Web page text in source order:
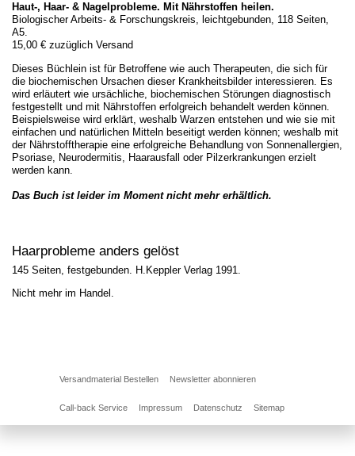
Haut-, Haar- & Nagelprobleme. Mit Nährstoffen heilen.
Biologischer Arbeits- & Forschungskreis, leichtgebunden, 118 Seiten,
A5.
15,00 € zuzüglich Versand
Dieses Büchlein ist für Betroffene wie auch Therapeuten, die sich für
die biochemischen Ursachen dieser Krankheitsbilder interessieren. Es
wird erläutert wie ursächliche, biochemischen Störungen diagnostisch
festgestellt und mit Nährstoffen erfolgreich behandelt werden können.
Beispielsweise wird erklärt, weshalb Warzen entstehen und wie sie mit
einfachen und natürlichen Mitteln beseitigt werden können; weshalb mit
der Nährstofftherapie eine erfolgreiche Behandlung von Sonnenallergien,
Psoriase, Neurodermitis, Haarausfall oder Pilzerkrankungen erzielt
werden kann.
Das Buch ist leider im Moment nicht mehr erhältlich.
Haarprobleme anders gelöst
145 Seiten, festgebunden. H.Keppler Verlag 1991.
Nicht mehr im Handel.
Versandmaterial Bestellen Newsletter abonnieren
Call-back Service Impressum Datenschutz Sitemap